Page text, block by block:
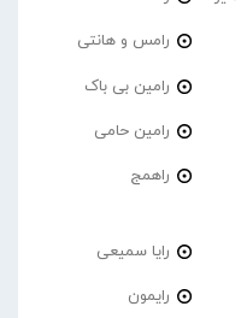
رامس و هانتی
رامین بی باک
رامین حامی
راهمج
رایا سمیعی
رایمون